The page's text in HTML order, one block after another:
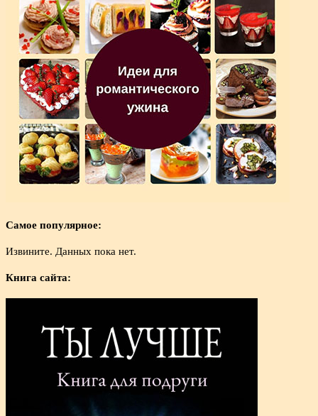
Самое популярное:
Извините. Данных пока нет.
Книга сайта: